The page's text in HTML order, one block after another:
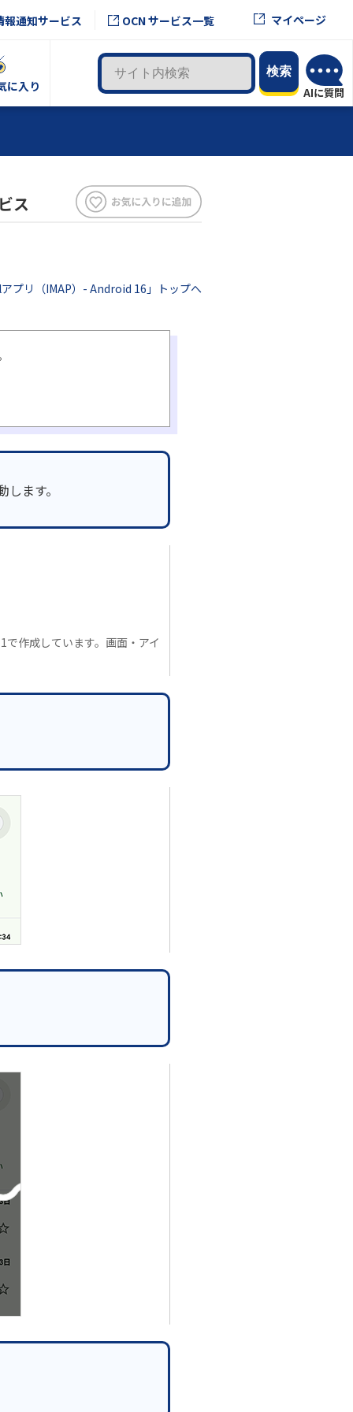
報通知サービス OCN サービス一覧 マイページ
に入り
ス
プリ（IMAP）- Android 16」トップへ
ます。
作成しています。画面・アイ